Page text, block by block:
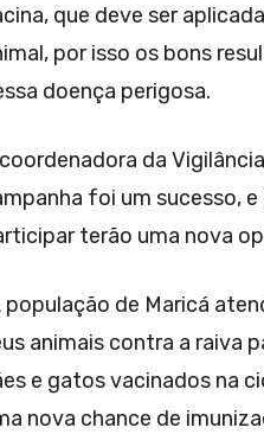
que deve ser
por isso os bons
doença perigosa.
da
foi um sucesso,
terão uma nova
população de Maricá
animais contra a raiva
e gatos vacinados na
nova chance de